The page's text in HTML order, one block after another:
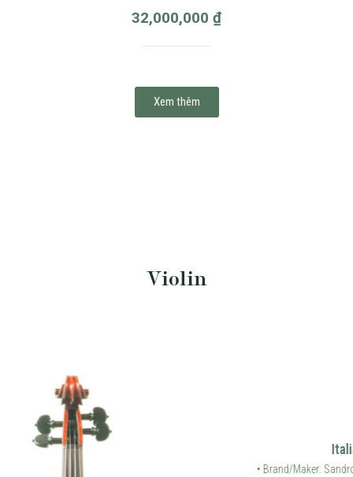
32,000,000 ₫
Xem thêm
Violin
Italian violin, Sandro Asinari 1994
• Brand/Maker: Sandro Asinari • Provenance: Italy